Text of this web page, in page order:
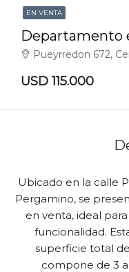
EN VENTA
Departamento
Pueyrredon 672,
USD 115.000
Ubicado en la calle
Pergamino, se
en venta, ideal
funcionalidad.
superficie total
compone de 3